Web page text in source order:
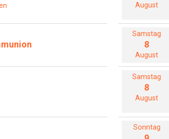
August
Samstag
8
August
Samstag
8
August
Sonntag